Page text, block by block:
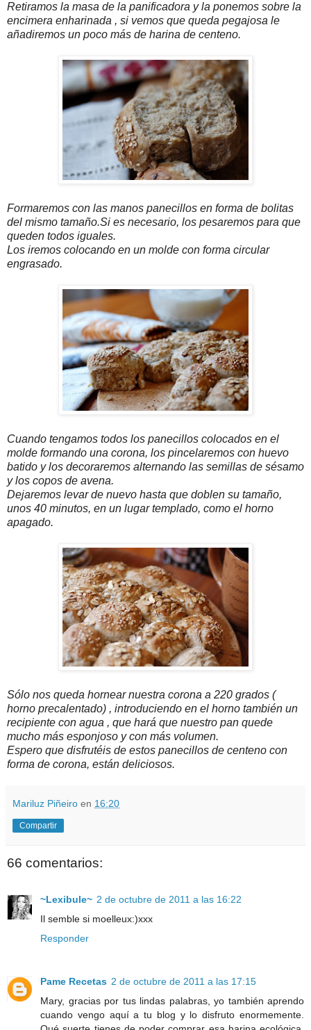
Retiramos la masa de la panificadora y la ponemos sobre la
encimera enharinada , si vemos que queda pegajosa le
añadiremos un poco más de harina de centeno.
Formaremos con las manos panecillos en forma de bolitas
del mismo tamaño.Si es necesario, los pesaremos para que
queden todos iguales.
Los iremos colocando en un molde con forma circular
engrasado.
Cuando tengamos todos los panecillos colocados en el
molde formando una corona, los pincelaremos con huevo
batido y los decoraremos alternando las semillas de sésamo
y los copos de avena.
Dejaremos levar de nuevo hasta que doblen su tamaño,
unos 40 minutos, en un lugar templado, como el horno
apagado.
Sólo nos queda hornear nuestra corona a 220 grados (
horno precalentado) , introduciendo en el horno también un
recipiente con agua , que hará que nuestro pan quede
mucho más esponjoso y con más volumen.
Espero que disfrutéis de estos panecillos de centeno con
forma de corona, están deliciosos.
Mariluz Piñeiro en 16:20
Compartir
66 comentarios:
~Lexibule~ 2 de octubre de 2011 a las 16:22
Il semble si moelleux:)xxx
Responder
Pame Recetas 2 de octubre de 2011 a las 17:15
Mary, gracias por tus lindas palabras, yo también aprendo
cuando vengo aquí a tu blog y lo disfruto enormemente.